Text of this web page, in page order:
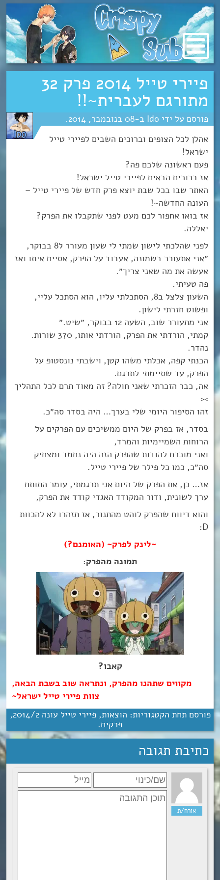
מעבר
לתוכן
פיירי טייל 2014 פרק 32
מתורגם לעברית~!!
Ido
08 נובמבר 2014
אהלן לכל הצופים וברוכים השבים לפיירי טייל
ישראל!
פעם ראשונה שלכם פה?
אז ברוכים הבאים לפיירי טייל ישראל!
האתר שבו בכל שבת יוצא פרק חדש של פיירי טייל –
העונה החדשה~!
אז בואו אחפור לכם מעט לפני שתקבלו את הפרק?
יאללה.
לפני שהלכתי לישון שמתי לי שעון מעורר ל8 בבוקר,
״אני אתעורר בשמונה, אעבוד על הפרק, אסיים איתו ואז
אעשה את מה שאני צריך״.
פה טעיתי.
השעון צלצל ב8, הסתכלתי עליו, הוא הסתכל עליי,
ופשוט חזרתי לישון.
אני מתעורר שוב, השעה 12 בבוקר, ״שיט.״
קמתי, הורדתי את הפרק, הורדתי אותו, 370 שורות.
נהדר.
הכנתי קפה, אכלתי משהו קטן, וישבתי נונסטופ על
הפרק, עד שסיימתי לתרגם.
אה, כבר הזכרתי שאני חולה? זה מאוד תרם לכל התהליך
><
זהו הסיפור היומי שלי בערך… היה בסדר סה״כ.
בסדר, אז בפרק של היום ממשיכים עם הפרקים על
הרוחות השמיימיות והמרד,
ואני מוכרח להודות שהפרק הזה היה נחמד ומצחיק
סה״כ, כמו כל פילר של פיירי טייל.
אז… כן, את הפרק של היום אני תרגמתי, עומר התותח
ערך לשונית, ודור המקודד האגדי קודד את הפרק,
והוא דיווח שהפרק לוהט מהתנור, אז תזהרו לא להכוות
D:
~לינק לפרק~ (האומנם?)
תמונה מהפרק:
קאבו?
מקווים שתהנו מהפרק, ונתראה שוב בשבת הבאה,
צוות פיירי טייל ישראל~
פורסם תחת הקטגוריות: הוצאות,פיירי טייל עונה 2‏/‎2014
,
פרקים.
כתיבת תגובה